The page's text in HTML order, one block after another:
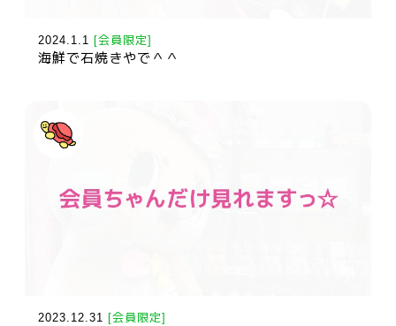
2024.1.1 [会員限定]
海鮮で石焼きやで＾＾
2023.12.31 [会員限定]